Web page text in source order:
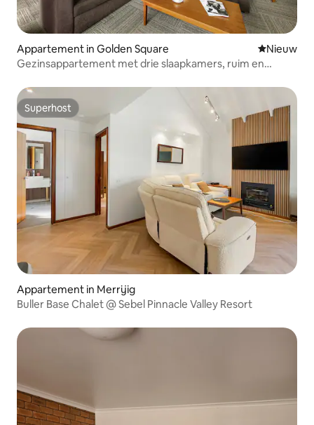
Appartement in Golden Square Nieuwe
Nieuw
Gezinsappartement met drie slaapkamers, ruim en
Superhost
Superhost
Appartement in Merrijig
Buller Base Chalet @ Sebel Pinnacle Valley Resort